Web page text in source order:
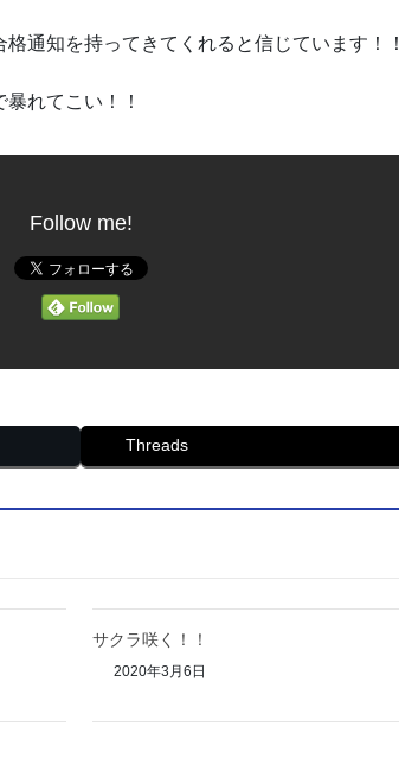
通知を持ってきてくれると信じています！！
れてこい！！
Follow me!
Threads
サクラ咲く！！
2020年3月6日